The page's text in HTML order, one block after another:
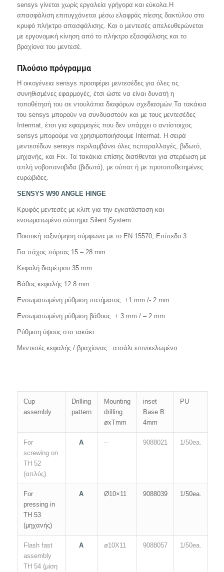
sensys γίνεται χωρίς εργαλεία γρήγορα και εύκολα.Η
απασφάλιση επιτυγχάνεται μέσω ελαφράς πίεσης δακτύλου στο
κρυφό πλήκτρο απασφάλισης. Και ο μεντεσές απελευθερώνεται
με εργονομική κίνηση από το πλήκτρο εξασφάλισης και το
βραχίονα του μεντεσέ.
Πλούσιo πρόγραμμα
Η οικογένεια sensys προσφέρει μεντεσέδες για όλες τις
συνηθισμένες εφαρμογές, έτσι ώστε να είναι δυνατή η
τοποθέτησή του σε ντουλάπια διαφόρων σχεδιασμών.Τα τακάκια
του sensys μπορούν να συνδυαστούν και με τους μεντεσέδες
Intermat, έτσι για εφαρμογές που δεν υπάρχει ο αντίστοιχος
sensys μπορούμε να χρησιμοποιήσουμε Intermat. Η σειρά
μεντεσέδων sensys περιλαμβάνει όλες τιςπαραλλαγές, βιδωτό,
μηχανής, και Fix. Τα τακάκια επίσης διατίθενται για στερέωση με
απλή νοβοπανοβιδα (βιδωτά), με ούπατ ή με προτοποθετημένες
ευρώβιδες.
SENSYS W90 ANGLE HINGE
Κρυφός μεντεσές με κλιπ για την εγκατάσταση και
ενσωματωμένο σύστημα Silent System
Ποιοτική ταξινόμηση σύμφωνα με το EN 15570, Επίπεδο 3
Για πάχος πόρτας 15 – 28 mm
Κεφαλή διαμέτρου 35 mm
Βάθος κεφαλής 12.8 mm
Ενσωματωμένη ρύθμιση πατήματος +1 mm /- 2 mm
Ενσωματωμένη ρύθμιση βάθους + 3 mm / – 2 mm
Ρύθμιση ύψους στο τακάκι
Μεντεσές κεφαλής / βραχίονας : ατσάλι επινικελωμένο
Cup
assembly
Drilling
pattern
Mounting
drilling
øxTmm
inset
Base B
4mm
PU
For
screwing on
TH 52
(απλός)
A – 9088021 1/50ea.
For
pressing in
TH 53
(μηχανής)
A Ø10×11 9088039 1/50ea.
Flash fast
assembly
TH 54 (μίση
A ø10X11 9088057 1/50ea.